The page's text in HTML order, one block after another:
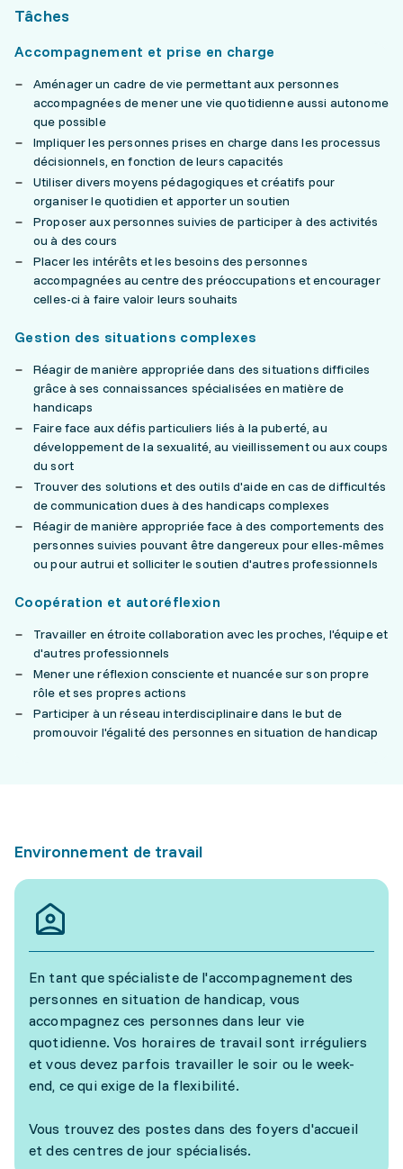
Tâches
Accompagnement et prise en charge
Aménager un cadre de vie permettant aux personnes
accompagnées de mener une vie quotidienne aussi autonome
que possible
Impliquer les personnes prises en charge dans les processus
décisionnels, en fonction de leurs capacités
Utiliser divers moyens pédagogiques et créatifs pour
organiser le quotidien et apporter un soutien
Proposer aux personnes suivies de participer à des activités
ou à des cours
Placer les intérêts et les besoins des personnes
accompagnées au centre des préoccupations et encourager
celles-ci à faire valoir leurs souhaits
Gestion des situations complexes
Réagir de manière appropriée dans des situations difficiles
grâce à ses connaissances spécialisées en matière de
handicaps
Faire face aux défis particuliers liés à la puberté, au
développement de la sexualité, au vieillissement ou aux coups
du sort
Trouver des solutions et des outils d'aide en cas de difficultés
de communication dues à des handicaps complexes
Réagir de manière appropriée face à des comportements des
personnes suivies pouvant être dangereux pour elles-mêmes
ou pour autrui et solliciter le soutien d'autres professionnels
Coopération et autoréflexion
Travailler en étroite collaboration avec les proches, l'équipe et
d'autres professionnels
Mener une réflexion consciente et nuancée sur son propre
rôle et ses propres actions
Participer à un réseau interdisciplinaire dans le but de
promouvoir l'égalité des personnes en situation de handicap
Environnement de travail
En tant que spécialiste de l'accompagnement des
personnes en situation de handicap, vous
accompagnez ces personnes dans leur vie
quotidienne. Vos horaires de travail sont irréguliers
et vous devez parfois travailler le soir ou le week-
end, ce qui exige de la flexibilité.
Vous trouvez des postes dans des foyers d'accueil
et des centres de jour spécialisés.